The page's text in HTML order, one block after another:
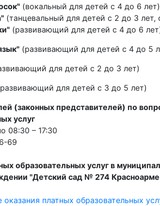
(вокальный для детей с 4 до 6 лет)
(танцевальный для детей с 2 до 3 лет,
(развивающий для детей с 4 до 6
(развивающий для детей с 4 до 5
для детей с 2 до 3 лет)
для детей с 3 до 5 лет)
(законных представителей) по
услуг
08:30 – 17:30
69
образовательных услуг в
"Детский сад № 274
платных образовательных